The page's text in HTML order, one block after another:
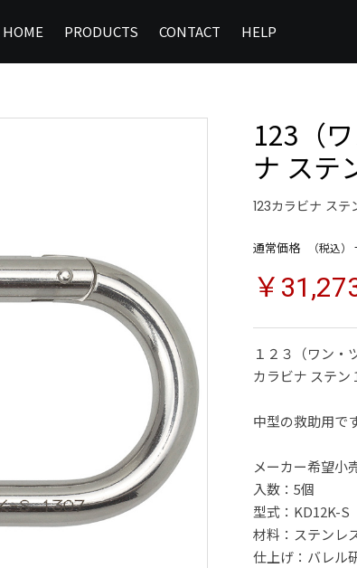
HOME PRODUCTS CONTACT HELP
123（
ナ ステ
123カラビナ ステ
通常価格 （税込）
￥
１２３（ワン・
カラビナ ステン
中型の救助用です
メーカー希望小
入数：5個
型式：KD12K-S
材料：ステンレ
仕上げ：バレル